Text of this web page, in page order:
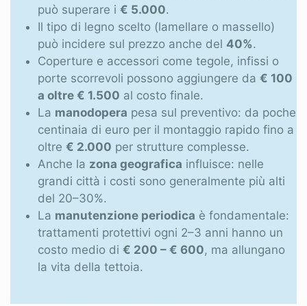
può superare i € 5.000.
Il tipo di legno scelto (lamellare o massello)
può incidere sul prezzo anche del 40%.
Coperture e accessori come tegole, infissi o
porte scorrevoli possono aggiungere da € 100
a oltre € 1.500 al costo finale.
La manodopera pesa sul preventivo: da poche
centinaia di euro per il montaggio rapido fino a
oltre € 2.000 per strutture complesse.
Anche la zona geografica influisce: nelle
grandi città i costi sono generalmente più alti
del 20–30%.
La manutenzione periodica è fondamentale:
trattamenti protettivi ogni 2–3 anni hanno un
costo medio di € 200 – € 600, ma allungano
la vita della tettoia.